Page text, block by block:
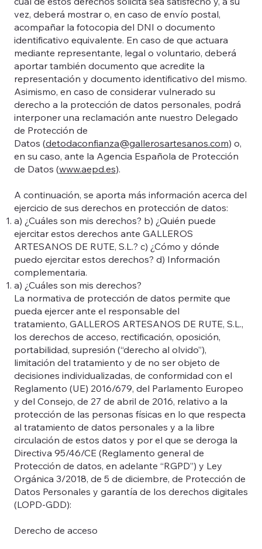
vez, deberá mostrar o, en caso de envío postal,
acompañar la fotocopia del DNI o documento
identificativo equivalente. En caso de que actuara
mediante representante, legal o voluntario, deberá
aportar también documento que acredite la
representación y documento identificativo del mismo.
Asimismo, en caso de considerar vulnerado su
derecho a la protección de datos personales, podrá
interponer una reclamación ante nuestro Delegado
de Protección de
Datos (detodaconfianza@gallerosartesanos.com) o,
en su caso, ante la Agencia Española de Protección
de Datos (www.aepd.es).
A continuación, se aporta más información acerca del
ejercicio de sus derechos en protección de datos:
a) ¿Cuáles son mis derechos? b) ¿Quién puede
ejercitar estos derechos ante GALLEROS
ARTESANOS DE RUTE, S.L.? c) ¿Cómo y dónde
puedo ejercitar estos derechos? d) Información
complementaria.
a) ¿Cuáles son mis derechos?
La normativa de protección de datos permite que
pueda ejercer ante el responsable del
tratamiento, GALLEROS ARTESANOS DE RUTE, S.L.,
los derechos de acceso, rectificación, oposición,
portabilidad, supresión (“derecho al olvido”),
limitación del tratamiento y de no ser objeto de
decisiones individualizadas, de conformidad con el
Reglamento (UE) 2016/679, del Parlamento Europeo
y del Consejo, de 27 de abril de 2016, relativo a la
protección de las personas físicas en lo que respecta
al tratamiento de datos personales y a la libre
circulación de estos datos y por el que se deroga la
Directiva 95/46/CE (Reglamento general de
Protección de datos, en adelante “RGPD”) y Ley
Orgánica 3/2018, de 5 de diciembre, de Protección de
Datos Personales y garantía de los derechos digitales
(LOPD-GDD):
Derecho de acceso